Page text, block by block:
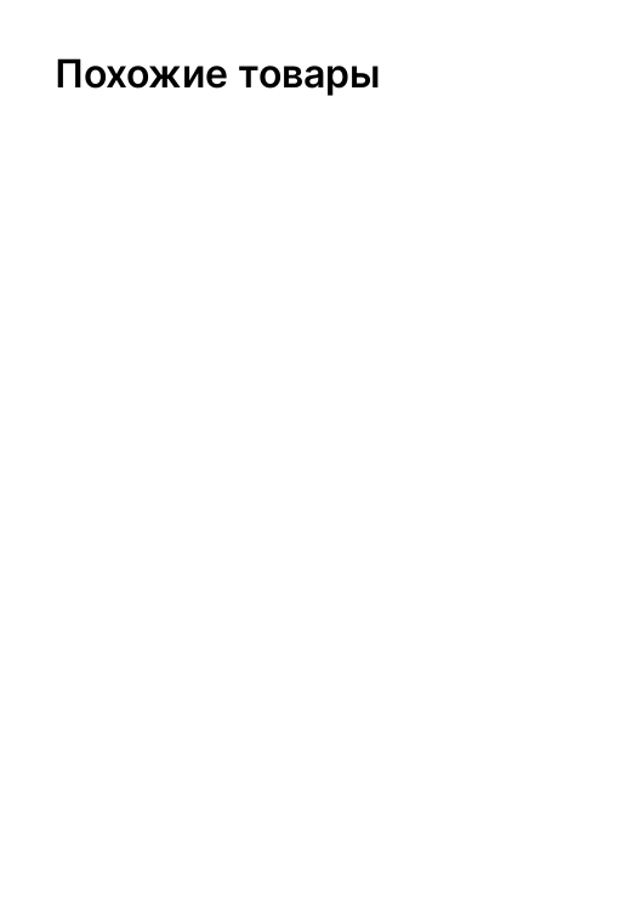
Похожие товары